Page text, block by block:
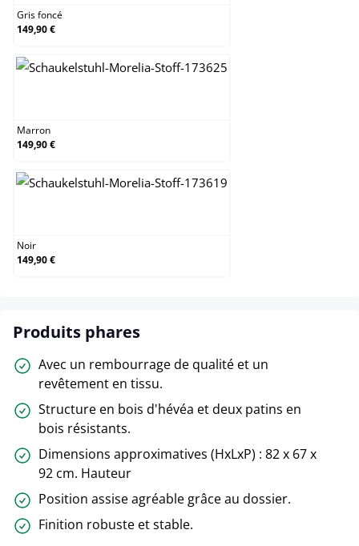
Gris foncé
149,90 €
Marron
149,90 €
Noir
149,90 €
Produits phares
Avec un rembourrage de qualité et un
revêtement en tissu.
Structure en bois d'hévéa et deux patins en
bois résistants.
Dimensions approximatives (HxLxP) : 82 x 67 x
92 cm. Hauteur
Position assise agréable grâce au dossier.
Finition robuste et stable.